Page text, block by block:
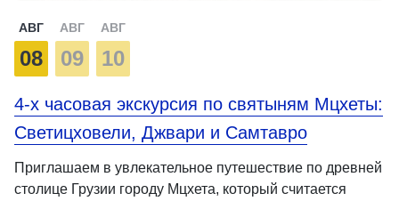
АВГ
08
АВГ
09
АВГ
10
4-х часовая экскурсия по святыням Мцхеты:
Светицховели, Джвари и Самтавро
Приглашаем в увлекательное путешествие по древней
столице Грузии городу Мцхета, который считается